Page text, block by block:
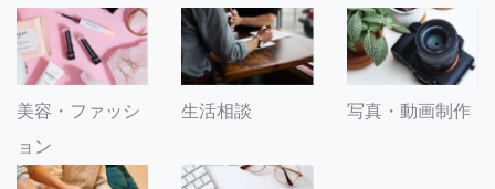
美容・ファッシ
ョン
生活相談 写真・動画制作